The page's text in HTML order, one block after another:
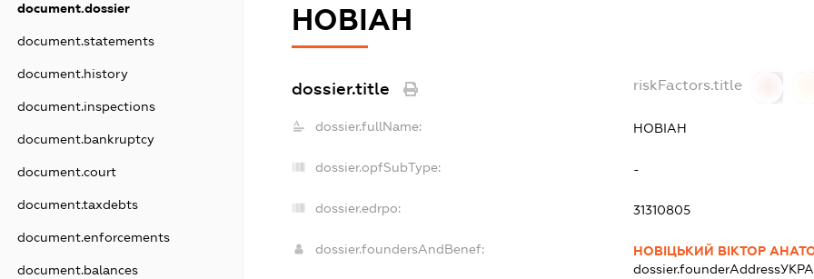
document.dossier
document.statements
document.history
document.inspections
document.bankruptcy
document.court
document.taxdebts
document.enforcements
document.balances
НОВІАН
dossier.title riskFactors.title
dossier.fullName: НОВІАН
dossier.opfSubType: -
dossier.edrpo: 31310805
dossier.foundersAndBenef:
НОВІЦЬКИЙ ВІКТОР
dossier.founderAddress